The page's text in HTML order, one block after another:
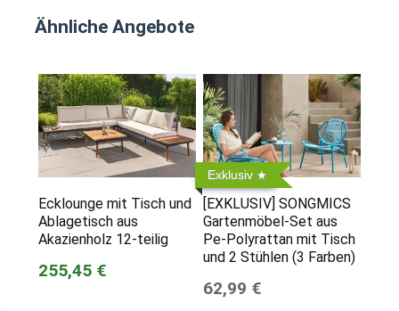
Ähnliche Angebote
Ecklounge mit Tisch und
Ablagetisch aus
Akazienholz 12-teilig
255,45 €
Exklusiv
[EXKLUSIV] SONGMICS
Gartenmöbel-Set aus
Pe-Polyrattan mit Tisch
und 2 Stühlen (3 Farben)
62,99 €